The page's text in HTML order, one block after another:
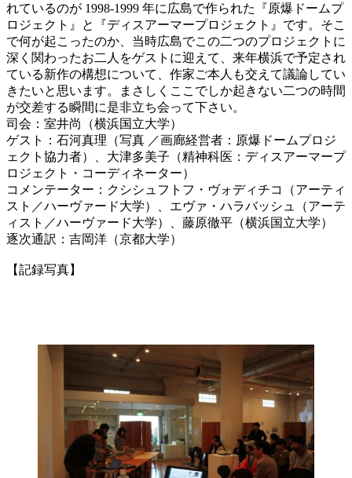
れているのが 1998-1999 年に広島で作られた『原爆ドームプ
ロジェクト』と『ディスアーマープロジェクト』です。そこ
で何が起こったのか、当時広島でこの二つのプロジェクトに
深く関わったお二人をゲストに迎えて、来年横浜で予定され
ている新作の構想について、作家ご本人も交えて議論してい
きたいと思います。まさしくここでしか起きない二つの時間
が交差する瞬間に是非立ち会って下さい。
司会：室井尚（横浜国立大学）
ゲスト：石河真理（写真 ／画廊経営者：原爆ドームプロジ
ェクト協力者）、大津多美子（精神科医：ディスアーマープ
ロジェクト・コーディネーター）
コメンテーター：クシシュフトフ・ヴォディチコ（アーティ
スト／ハーヴァード大学）、エヴァ・ハラバッシュ（アーテ
ィスト／ハーヴァード大学）、藤原徹平（横浜国立大学）
逐次通訳：吉岡洋（京都大学）
【記録写真】